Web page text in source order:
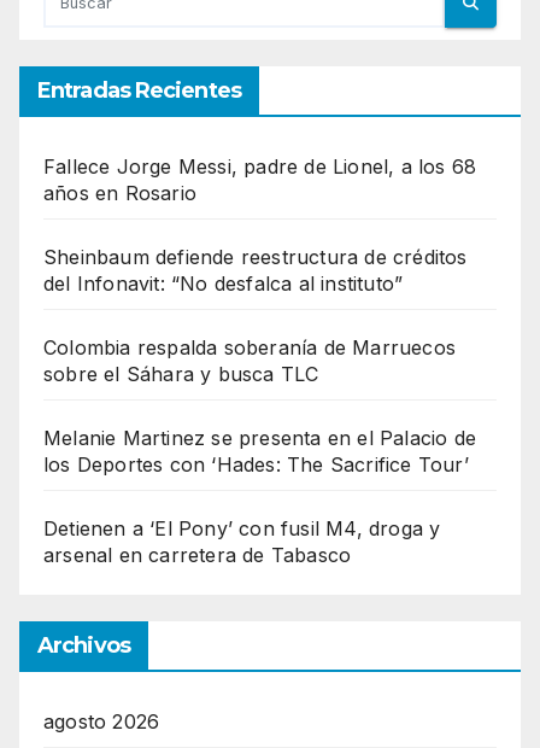
Entradas Recientes
Fallece Jorge Messi, padre de Lionel, a los 68
años en Rosario
Sheinbaum defiende reestructura de créditos
del Infonavit: “No desfalca al instituto”
Colombia respalda soberanía de Marruecos
sobre el Sáhara y busca TLC
Melanie Martinez se presenta en el Palacio de
los Deportes con ‘Hades: The Sacrifice Tour’
Detienen a ‘El Pony’ con fusil M4, droga y
arsenal en carretera de Tabasco
Archivos
agosto 2026